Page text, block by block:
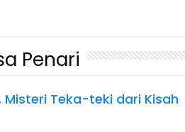
Penari
Misteri Teka-teki dari Kisah